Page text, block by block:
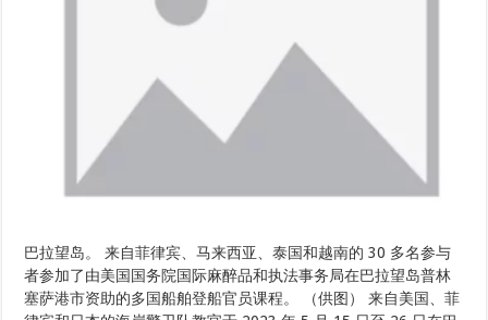
巴拉望岛。 来自菲律宾、马来西亚、泰国和越南的 30 多名参与
者参加了由美国国务院国际麻醉品和执法事务局在巴拉望岛普林
塞萨港市资助的多国船舶登船官员课程。 （供图） 来自美国、菲